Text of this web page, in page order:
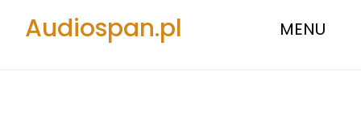
Audiospan.pl MENU